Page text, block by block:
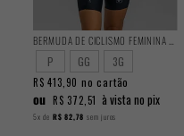
P GG 3G
R$ 413,90 no cartão
ou R$ 372,51 à vista no pix
5x de R$ 82,78 sem juros